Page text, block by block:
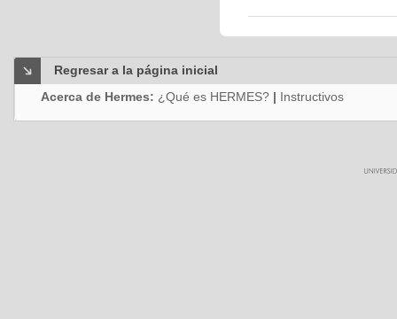
Regresar a la página inicial
Acerca de Hermes: ¿Qué es HERMES? | Instructivos